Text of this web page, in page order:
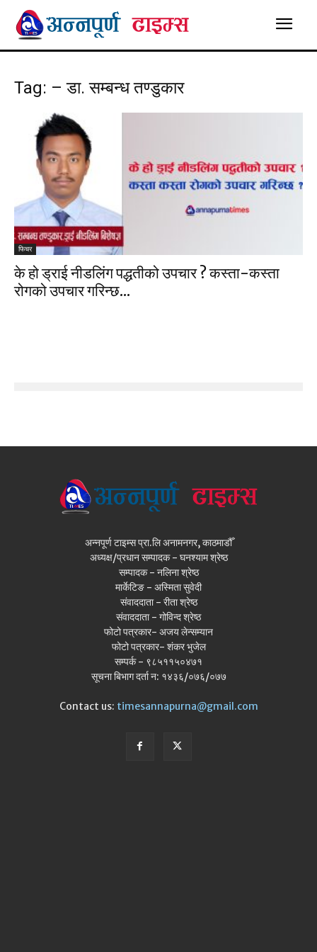
Tag: – डा. सम्बन्ध तण्डुकार
फिचर
के हो ड्राई नीडलिंग पद्धतीको उपचार ? कस्ता-कस्ता
रोगको उपचार गरिन्छ...
अन्नपूर्ण टाइम्स प्रा.लि अनामनगर, काठमाडौँ
अध्यक्ष/प्रधान सम्पादक - घनश्याम श्रेष्ठ
सम्पादक - नलिना श्रेष्ठ
मार्केटिङ - अस्मिता सुवेदी
संवाददाता - रीता श्रेष्ठ
संवाददाता - गोविन्द श्रेष्ठ
फोटो पत्रकार- अजय लेन्सम्यान
फोटो पत्रकार- शंकर भुजेल
सम्पर्क - ९८५११५०४७१
सूचना बिभाग दर्ता न: १४३६/०७६/०७७
Contact us: timesannapurna@gmail.com